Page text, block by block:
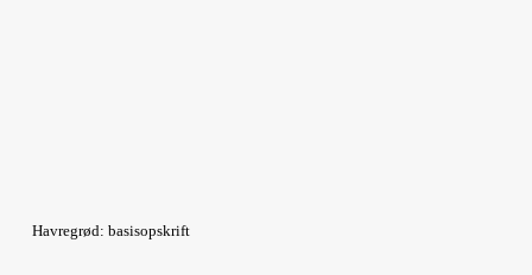
Havregrød: basisopskrift